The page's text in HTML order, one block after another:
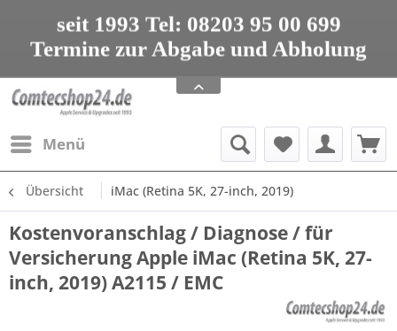
seit 1993 Tel: 08203 95 00 699
Termine zur Abgabe und Abholung
nur nach Vereinbarung
Apple Service, Upgrades und Zubehör
seit 1993 Tel: 08203 95 00 699
Menü
Übersicht iMac (Retina 5K, 27-inch, 2019)
Kostenvoranschlag / Diagnose / für
Versicherung Apple iMac (Retina 5K, 27-
inch, 2019) A2115 / EMC